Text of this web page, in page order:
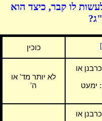
לו קבר, כיצד הוא
כוכין
כרבנן או
ימעט
לא יותר מד' או
ה'
כרבנן או